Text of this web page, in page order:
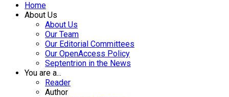
Home
About Us
About Us
Our Team
Our Editorial Committees
Our OpenAccess Policy
Septentrion in the News
You are a...
Reader
Author